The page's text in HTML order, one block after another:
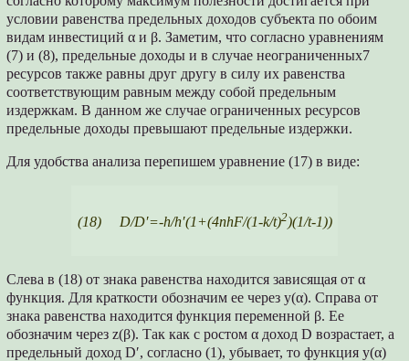
условии равенства предельных доходов субъекта по обоим
видам инвестиций α и β. Заметим, что согласно уравнениям
(7) и (8), предельные доходы и в случае неограниченных7
ресурсов также равны друг другу в силу их равенства
соответствующим равным между собой предельным
издержкам. В данном же случае ограниченных ресурсов
предельные доходы превышают предельные издержки.
Для удобства анализа перепишем уравнение (17) в виде:
(18) D/D′=-h/h′(1+(4nhF/(1-k/t)2)(1/t-1))
Слева в (18) от знака равенства находится зависящая от α
функция. Для краткости обозначим ее через y(α). Справа от
знака равенства находится функция переменной β. Ее
обозначим через z(β). Так как с ростом α доход D возрастает, а
предельный доход D′, согласно (1), убывает, то функция y(α)